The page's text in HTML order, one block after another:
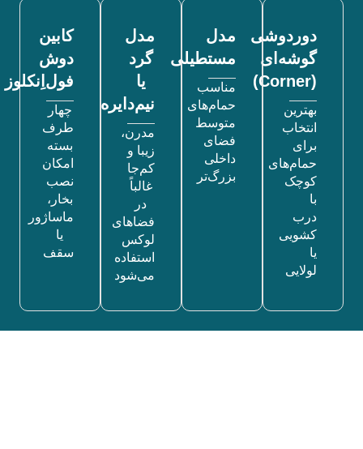
دوردوشی
گوشه‌ای
(Corner)
بهترین
انتخاب
برای
حمام‌های
کوچک
با
درب
کشویی
یا
لولایی
مدل
مستطیلی
مناسب
حمام‌های
متوسط
فضای
داخلی
بزرگ‌تر
مدل
گرد
یا
نیم‌دایره
مدرن،
زیبا و
کم‌جا
غالباً
در
فضاهای
لوکس
استفاده
می‌شود
کابین
دوش
فول‌اِنکلوز
چهار
طرف
بسته
امکان
نصب
بخار،
ماساژور
یا
سقف